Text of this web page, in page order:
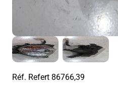
Réf. Refert 86766,39